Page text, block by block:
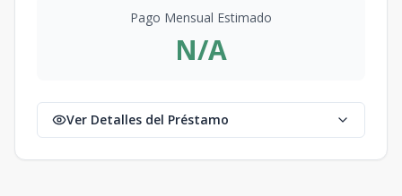
Pago Mensual Estimado
N/A
Ver Detalles del Préstamo